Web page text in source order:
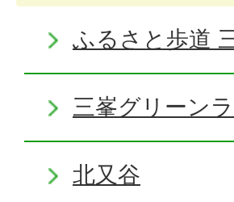
ふるさと歩道
三峯グリーン
北又谷